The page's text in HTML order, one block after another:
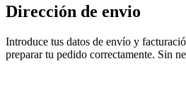
Dirección de envio
Introduce tus datos de envío y
preparar tu pedido correctamente. Sin